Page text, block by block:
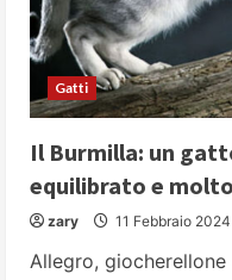
Gatti
Il Burmilla: un
equilibrato e
zary 11 Febbraio 2024
Allegro,